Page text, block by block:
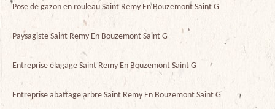
Pose de gazon en rouleau Saint Remy En Bouzemont Saint G
Paysagiste Saint Remy En Bouzemont Saint G
Entreprise élagage Saint Remy En Bouzemont Saint G
Entreprise abattage arbre Saint Remy En Bouzemont Saint G